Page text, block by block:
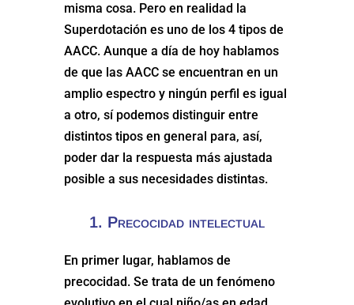
misma cosa. Pero en realidad la
Superdotación es uno de los 4 tipos de
AACC. Aunque a día de hoy hablamos
de que las AACC se encuentran en un
amplio espectro y ningún perfil es igual
a otro, sí podemos distinguir entre
distintos tipos en general para, así,
poder dar la respuesta más ajustada
posible a sus necesidades distintas.
1. Precocidad intelectual
En primer lugar, hablamos de
precocidad. Se trata de un fenómeno